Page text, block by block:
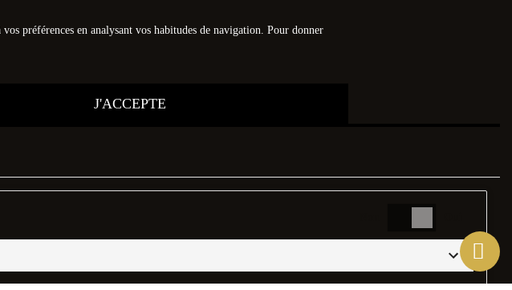
préférences en analysant vos habitudes de navigation. Pour donner
J'ACCEPTE